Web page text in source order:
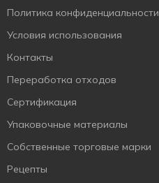
Политика конфиденциальности
Условия использования
Контакты
Переработка отходов
Сертификация
Упаковочные материалы
Собственные торговые марки
Рецепты